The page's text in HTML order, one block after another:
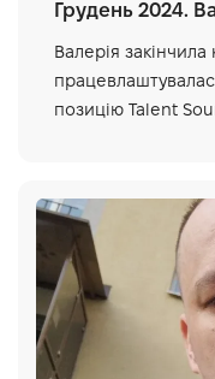
Грудень 2024.
Валерія
позицію Talent